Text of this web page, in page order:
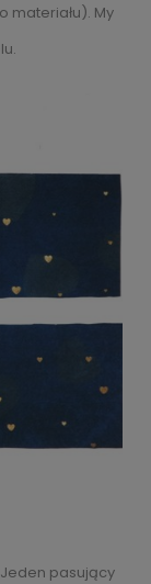
materiału). My
pasujący